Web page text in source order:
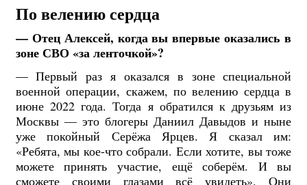
По велению сердца
— Отец Алексей, когда вы впервые оказались в
зоне СВО «за ленточкой»?
— Первый раз я оказался в зоне специальной
военной операции, скажем, по велению сердца в
июне 2022 года. Тогда я обратился к друзьям из
Москвы — это блогеры Даниил Давыдов и ныне
уже покойный Серёжа Ярцев. Я сказал им:
«Ребята, мы кое-что собрали. Если хотите, вы тоже
можете принять участие, ещё соберём. И вы
сможете своими глазами всё увидеть». Они